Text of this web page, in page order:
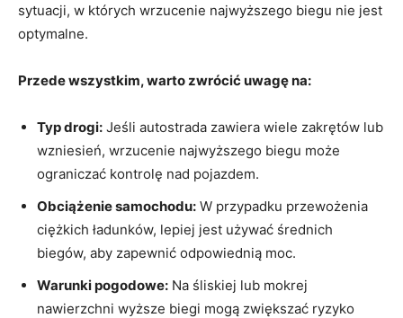
sytuacji, w których wrzucenie najwyższego biegu nie jest
optymalne.
Przede wszystkim, warto zwrócić uwagę na:
Typ drogi: Jeśli autostrada zawiera wiele zakrętów lub
wzniesień, wrzucenie najwyższego biegu może
ograniczać kontrolę nad pojazdem.
Obciążenie samochodu: W przypadku przewożenia
ciężkich ładunków, lepiej jest używać średnich
biegów, aby zapewnić odpowiednią moc.
Warunki pogodowe: Na śliskiej lub mokrej
nawierzchni wyższe biegi mogą zwiększać ryzyko